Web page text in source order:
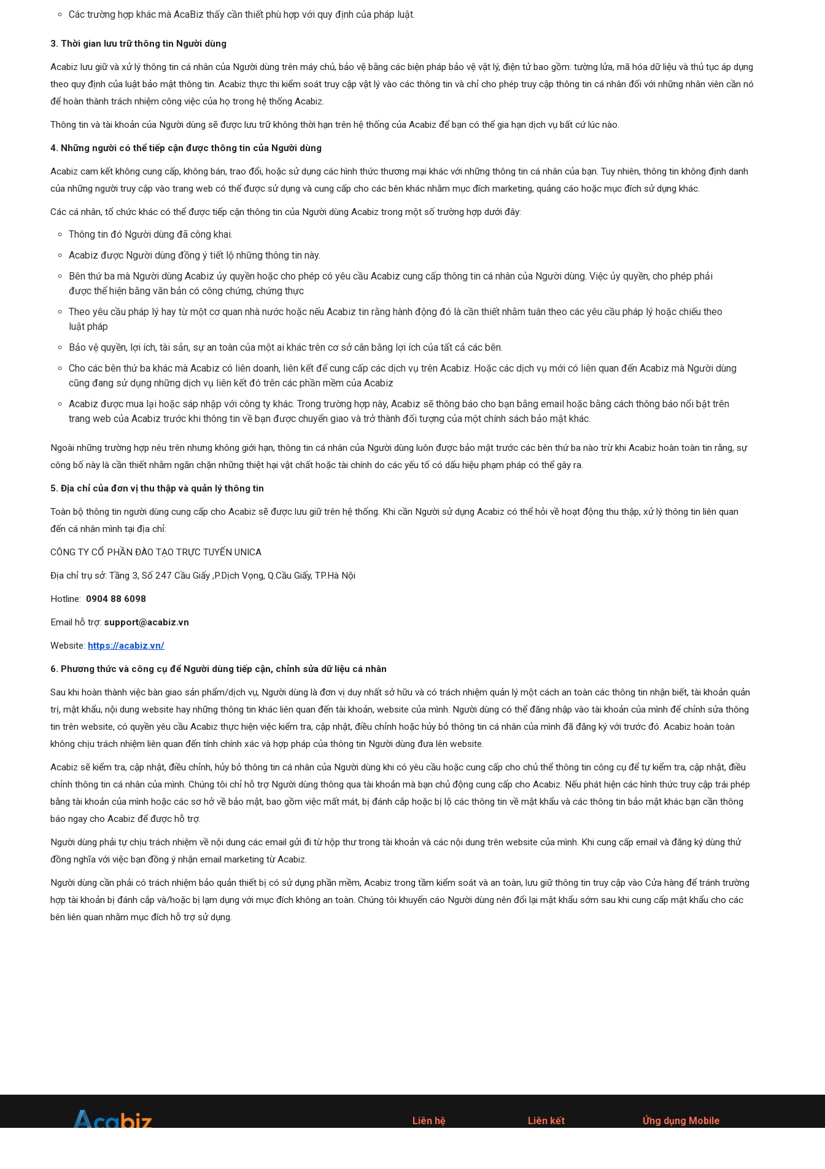
Các trường hợp khác mà AcaBiz thấy cần thiết phù hợp với quy định của pháp luật.
3. Thời gian lưu trữ thông tin Người dùng
Acabiz lưu giữ và xử lý thông tin cá nhân của Người dùng trên máy chủ, bảo vệ bằng các biện pháp bảo vệ vật lý, điện tử bao gồm: tường lửa, mã hóa dữ liệu và thủ tục áp dụng
theo quy định của luật bảo mật thông tin. Acabiz thực thi kiểm soát truy cập vật lý vào các thông tin và chỉ cho phép truy cập thông tin cá nhân đối với những nhân viên cần nó
để hoàn thành trách nhiệm công việc của họ trong hệ thống Acabiz.
Thông tin và tài khoản của Người dùng sẽ được lưu trữ không thời hạn trên hệ thống của Acabiz để bạn có thể gia hạn dịch vụ bất cứ lúc nào.
4. Những người có thể tiếp cận được thông tin của Người dùng
Acabiz cam kết không cung cấp, không bán, trao đổi, hoặc sử dụng các hình thức thương mại khác với những thông tin cá nhân của bạn. Tuy nhiên, thông tin không định danh
của những người truy cập vào trang web có thể được sử dụng và cung cấp cho các bên khác nhằm mục đích marketing, quảng cáo hoặc mục đích sử dụng khác.
Các cá nhân, tổ chức khác có thể được tiếp cận thông tin của Người dùng Acabiz trong một số trường hợp dưới đây:
Thông tin đó Người dùng đã công khai.
Acabiz được Người dùng đồng ý tiết lộ những thông tin này.
Bên thứ ba mà Người dùng Acabiz ủy quyền hoặc cho phép có yêu cầu Acabiz cung cấp thông tin cá nhân của Người dùng. Việc ủy quyền, cho phép phải
được thể hiện bằng văn bản có công chứng, chứng thực
Theo yêu cầu pháp lý hay từ một cơ quan nhà nước hoặc nếu Acabiz tin rằng hành động đó là cần thiết nhằm tuân theo các yêu cầu pháp lý hoặc chiếu theo
luật pháp
Bảo vệ quyền, lợi ích, tài sản, sự an toàn của một ai khác trên cơ sở cân bằng lợi ích của tất cả các bên.
Cho các bên thứ ba khác mà Acabiz có liên doanh, liên kết để cung cấp các dịch vụ trên Acabiz. Hoặc các dịch vụ mới có liên quan đến Acabiz mà Người dùng
cũng đang sử dụng những dịch vụ liên kết đó trên các phần mềm của Acabiz
Acabiz được mua lại hoặc sáp nhập với công ty khác. Trong trường hợp này, Acabiz sẽ thông báo cho bạn bằng email hoặc bằng cách thông báo nổi bật trên
trang web của Acabiz trước khi thông tin về bạn được chuyển giao và trở thành đối tượng của một chính sách bảo mật khác.
Ngoài những trường hợp nêu trên nhưng không giới hạn, thông tin cá nhân của Người dùng luôn được bảo mật trước các bên thứ ba nào trừ khi Acabiz hoàn toàn tin rằng, sự
công bố này là cần thiết nhằm ngăn chặn những thiệt hại vật chất hoặc tài chính do các yếu tố có dấu hiệu phạm pháp có thể gây ra.
5. Địa chỉ của đơn vị thu thập và quản lý thông tin
Toàn bộ thông tin người dùng cung cấp cho Acabiz sẽ được lưu giữ trên hệ thống. Khi cần Người sử dụng Acabiz có thể hỏi về hoạt động thu thập, xử lý thông tin liên quan
đến cá nhân mình tại địa chỉ:
CÔNG TY CỔ PHẦN ĐÀO TẠO TRỰC TUYẾN UNICA
Địa chỉ trụ sở: Tầng 3, Số 247 Cầu Giấy ,P.Dịch Vọng, Q.Cầu Giấy, TP.Hà Nội
Hotline: 0904 88 6098
Email hỗ trợ: support@acabiz.vn
Website: https://acabiz.vn/
6. Phương thức và công cụ để Người dùng tiếp cận, chỉnh sửa dữ liệu cá nhân
Sau khi hoàn thành việc bàn giao sản phẩm/dịch vụ, Người dùng là đơn vị duy nhất sở hữu và có trách nhiệm quản lý một cách an toàn các thông tin nhận biết, tài khoản quản
trị, mật khẩu, nội dung website hay những thông tin khác liên quan đến tài khoản, website của mình. Người dùng có thể đăng nhập vào tài khoản của mình để chỉnh sửa thông
tin trên website, có quyền yêu cầu Acabiz thực hiện việc kiểm tra, cập nhật, điều chỉnh hoặc hủy bỏ thông tin cá nhân của mình đã đăng ký với trước đó. Acabiz hoàn toàn
không chịu trách nhiệm liên quan đến tính chính xác và hợp pháp của thông tin Người dùng đưa lên website.
Acabiz sẽ kiểm tra, cập nhật, điều chỉnh, hủy bỏ thông tin cá nhân của Người dùng khi có yêu cầu hoặc cung cấp cho chủ thể thông tin công cụ để tự kiểm tra, cập nhật, điều
chỉnh thông tin cá nhân của mình. Chúng tôi chỉ hỗ trợ Người dùng thông qua tài khoản mà bạn chủ động cung cấp cho Acabiz. Nếu phát hiện các hình thức truy cập trái phép
bằng tài khoản của mình hoặc các sơ hở về bảo mật, bao gồm việc mất mát, bị đánh cắp hoặc bị lộ các thông tin về mật khẩu và các thông tin bảo mật khác bạn cần thông
báo ngay cho Acabiz để được hỗ trợ.
Người dùng phải tự chịu trách nhiệm về nội dung các email gửi đi từ hộp thư trong tài khoản và các nội dung trên website của mình. Khi cung cấp email và đăng ký dùng thử
đồng nghĩa với việc bạn đồng ý nhận email marketing từ Acabiz.
Người dùng cần phải có trách nhiệm bảo quản thiết bị có sử dụng phần mềm, Acabiz trong tầm kiểm soát và an toàn, lưu giữ thông tin truy cập vào Cửa hàng để tránh trường
hợp tài khoản bị đánh cắp và/hoặc bị lạm dụng với mục đích không an toàn. Chúng tôi khuyến cáo Người dùng nên đổi lại mật khẩu sớm sau khi cung cấp mật khẩu cho các
bên liên quan nhằm mục đích hỗ trợ sử dụng.
Liên hệ Liên kết Ứng dụng Mobile